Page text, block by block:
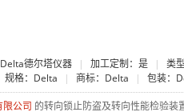
德尔塔仪器 | 加工定制：是 | 类
规格：Delta | 商标：Delta | 包装：
限公司 的转向锁止防盗及转向性能检验